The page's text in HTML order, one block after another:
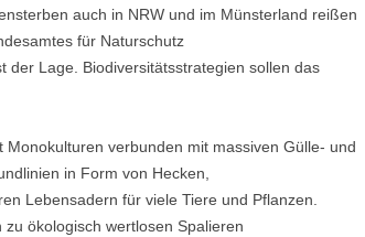
auch in NRW und im Münsterland reißen
für Naturschutz
der Lage. Biodiversitätsstrategien sollen das
verbunden mit massiven Gülle- und
in Form von Hecken,
Lebensadern für viele Tiere und Pflanzen.
ökologisch wertlosen Spalieren